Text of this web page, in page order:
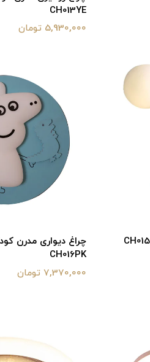
CH013YE
5,930,000 تومان
CH016PK
7,370,000 تومان